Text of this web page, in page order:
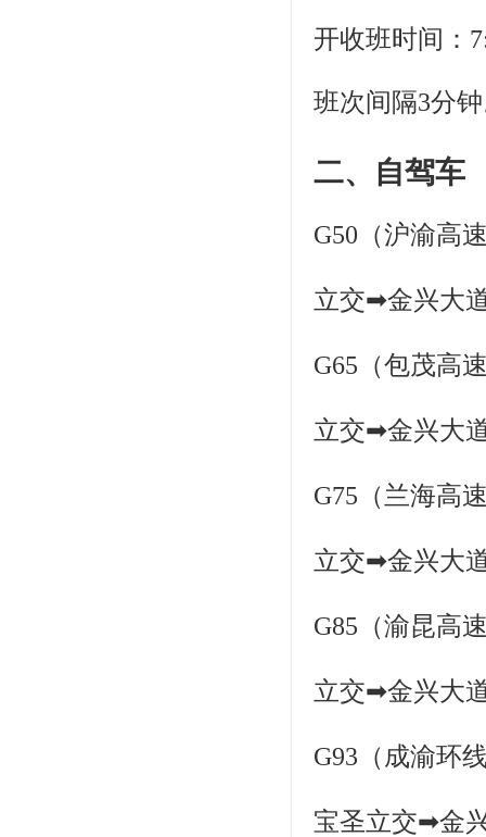
开收班时间：
班次间隔3分
二、自驾车
G50（沪渝高
立交➡金兴大
G65（包茂高
立交➡金兴大
G75（兰海高
立交➡金兴大
G85（渝昆高
立交➡金兴大
G93（成渝环
宝圣立交➡金